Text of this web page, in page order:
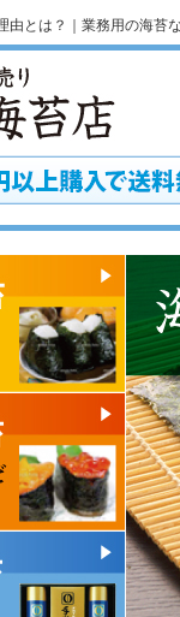
由とは？｜業務用の海苔